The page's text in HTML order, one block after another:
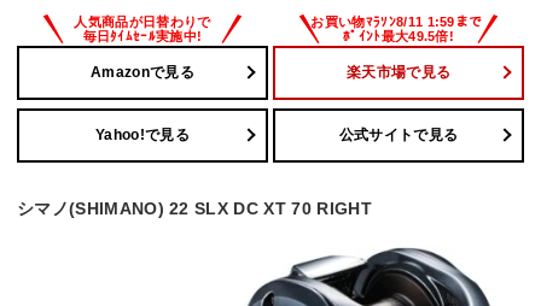
Amazonで見る 楽天市場で見る
Yahoo!で見る 公式サイトで見る
シマノ(SHIMANO) 22 SLX DC XT 70 RIGHT